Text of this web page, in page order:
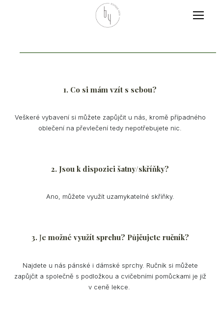
MENU
1. Co si mám vzít s sebou?
Veškeré vybavení si můžete zapůjčit u nás, kromě případného
oblečení na převlečení tedy nepotřebujete nic.
2. Jsou k dispozici šatny/skříňky?
Ano, můžete využít uzamykatelné skříňky.
3. Je možné využít sprchu? Půjčujete ručník?
Najdete u nás pánské i dámské sprchy. Ručník si můžete
zapůjčit a společně s podložkou a cvičebními pomůckami je již
v ceně lekce.